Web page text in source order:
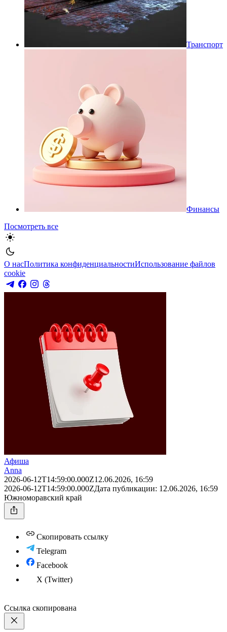
Транспорт
Финансы
Посмотреть все
О насПолитика конфиденциальностиИспользование файлов
cookie
Афиша
Anna
2026-06-12T14:59:00.000Z12.06.2026, 16:59
2026-06-12T14:59:00.000ZДата публикации: 12.06.2026, 16:59
Южноморавский край
Скопировать ссылку
Telegram
Facebook
X (Twitter)
Ссылка скопирована